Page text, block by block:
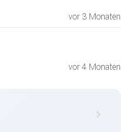
vor 3 Monaten
vor 4 Monaten